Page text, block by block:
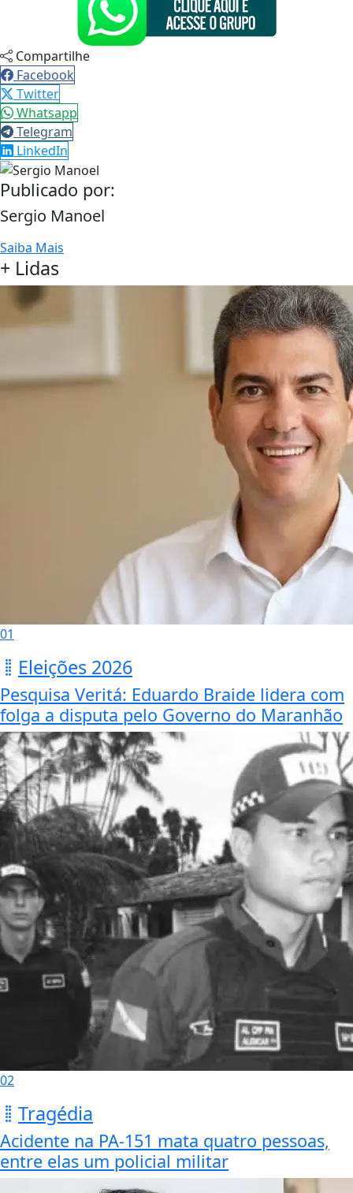
Compartilhe
Facebook
Twitter
Whatsapp
Telegram
LinkedIn
Publicado por:
Sergio Manoel
Saiba Mais
+ Lidas
01
Eleições 2026
Pesquisa Veritá: Eduardo Braide lidera com
folga a disputa pelo Governo do Maranhão
02
Tragédia
Acidente na PA-151 mata quatro pessoas,
entre elas um policial militar